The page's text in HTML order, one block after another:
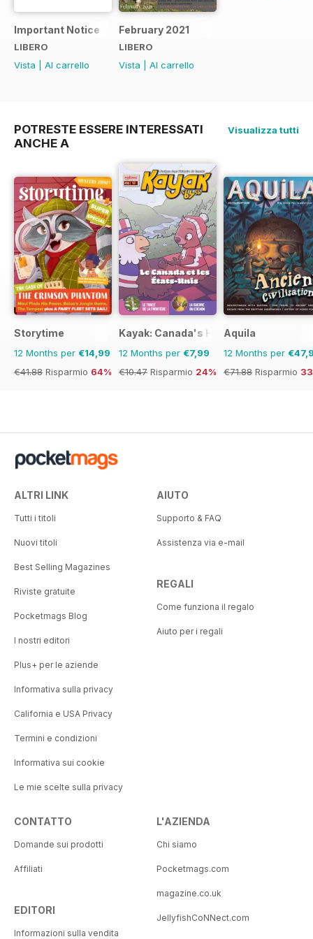
Important Notice
LIBERO
Vista
Al carrello
February 2021
LIBERO
Vista
Al carrello
POTRESTE ESSERE INTERESSATI
ANCHE A
Visualizza tutti
Storytime
12 Months per €14,99
€41.88 Risparmio 64%
Kayak: Canada's History Magazine for
12 Months per €7,99
€10.47 Risparmio 24%
Aquila
12 Months per
€71.88 Risparmio
ALTRI LINK
Tutti i titoli
Nuovi titoli
Best Selling Magazines
Riviste gratuite
Pocketmags Blog
I nostri editori
Plus+ per le aziende
Informativa sulla privacy
California e USA Privacy
Termini e condizioni
Informativa sui cookie
Le mie scelte sulla privacy
AIUTO
Supporto & FAQ
Assistenza via e-mail
REGALI
Come funziona il regalo
Aiuto per i regali
CONTATTO
Domande sui prodotti
Affiliati
EDITORI
Informazioni sulla vendita
L'AZIENDA
Chi siamo
Pocketmags.com
magazine.co.uk
JellyfishCoNNect.com